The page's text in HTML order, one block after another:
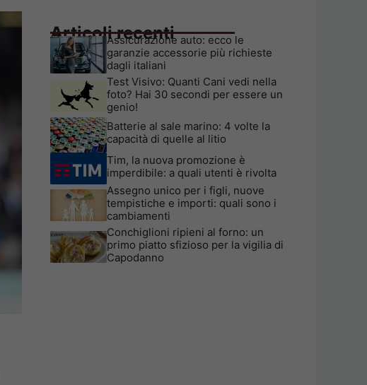
Articoli recenti
Assicurazione auto: ecco le
garanzie accessorie più richieste
dagli italiani
Test Visivo: Quanti Cani vedi nella
foto? Hai 30 secondi per essere un
genio!
Batterie al sale marino: 4 volte la
capacità di quelle al litio
Tim, la nuova promozione è
imperdibile: a quali utenti è rivolta
Assegno unico per i figli, nuove
tempistiche e importi: quali sono i
cambiamenti
Conchiglioni ripieni al forno: un
primo piatto sfizioso per la vigilia di
Capodanno